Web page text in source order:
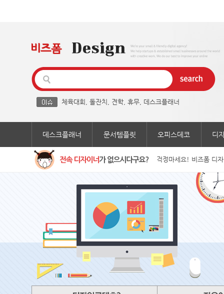
체육대회 돌잔치 견학, 휴무, 데스크플래너
데스크플래너 문서템플릿 오피스데코 디
걱정마세요! 비즈폼 디